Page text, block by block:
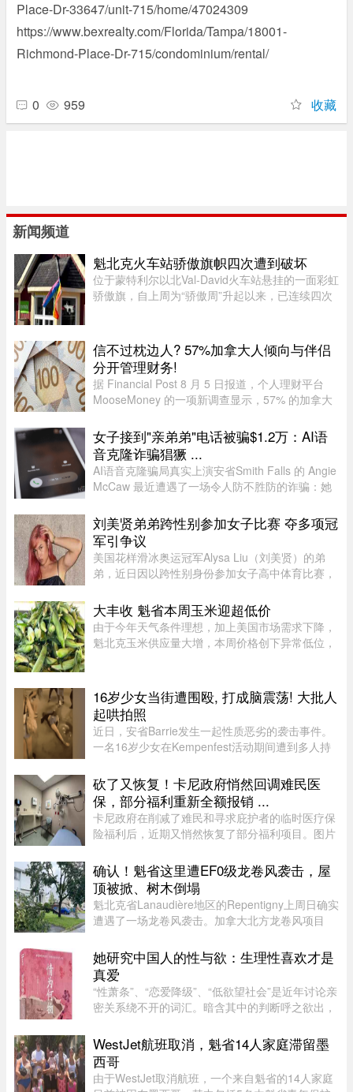
Place-Dr-33647/unit-715/home/47024309
https://www.bexrealty.com/Florida/Tampa/18001-
Richmond-Place-Dr-715/condominium/rental/
0 959 收藏
新闻频道
魁北克火车站骄傲旗帜四次遭到破坏
位于蒙特利尔以北Val-David火车站悬挂的一面彩虹
骄傲旗，自上周为“骄傲周”升起以来，已连续四次
月5日还加装了监控摄像头 ...
信不过枕边人? 57%加拿大人倾向与伴侣
分开管理财务!
据 Financial Post 8 月 5 日报道，个人理财平台
MooseMoney 的一项新调查显示，57% 的加拿大
调查于 6 月收集了 639 名加拿大成年人的反馈，
发现在稳定关系中，最受欢 ...
女子接到"亲弟弟"电话被骗$1.2万：AI语
音克隆诈骗猖獗 ...
AI语音克隆骗局真实上演安省Smith Falls 的 Angie
McCaw 最近遭遇了一场令人防不胜防的诈骗：她
叫出了她弟弟的名字，连声音都几乎一模一
样。"电话那头听起来真的就是我 ...
刘美贤弟弟跨性别参加女子比赛 夺多项冠
军引争议
美国花样滑冰奥运冠军Alysa Liu（刘美贤）的弟
弟，近日因以跨性别身份参加女子高中体育比赛，
Joshua，后来认同为女性，并开始代表加州高中参
加女子体育赛事。自2025 ...
大丰收 魁省本周玉米迎超低价
由于今年天气条件理想，加上美国市场需求下降，
魁北克玉米供应量大增，本周价格创下异常低位，
人David Côté表示， ...
16岁少女当街遭围殴, 打成脑震荡! 大批人
起哄拍照
近日，安省Barrie发生一起性质恶劣的袭击事件。
一名16岁少女在Kempenfest活动期间遭到多人持
批年轻人围观、起哄和拍摄，却迟迟没有人上前制
止。据CTV新闻报道，事件发 ...
砍了又恢复！卡尼政府悄然回调难民医
保，部分福利重新全额报销 ...
卡尼政府在削减了难民和寻求庇护者的临时医疗保
险福利后，近期又悄然恢复了部分福利项目。图片
预算承诺削减资金，调整了为已安置的难民和等待
获得省或地区医保的庇护申 ...
确认！魁省这里遭EF0级龙卷风袭击，屋
顶被掀、树木倒塌
魁北克省Lanaudière地区的Repentigny上周日确实
遭遇了一场龙卷风袭击。加拿大北方龙卷风项目
认，当天形成的是一场EF0级龙卷风。报告指出，
这场龙卷风是在一个弱超级单体 ...
她研究中国人的性与欲：生理性喜欢才是
真爱
“性萧条”、“恋爱降级”、“低欲望社会”是近年讨论亲
密关系绕不开的词汇。暗含其中的判断呼之欲出，
学教授吴存存，却对这一普遍的直觉保持怀疑。她
认为，欲望绝不会 ...
WestJet航班取消，魁省14人家庭滞留墨
西哥
由于WestJet取消航班，一个来自魁省的14人家庭